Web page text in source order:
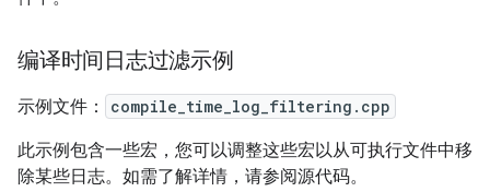
编译时间日志过滤示例
示例文件： compile_time_log_filtering.cpp
此示例包含一些宏，您可以调整这些宏以从可执行文件中移
除某些日志。如需了解详情，请参阅源代码。